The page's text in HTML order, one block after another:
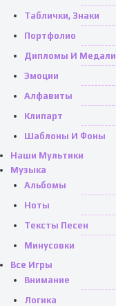
Таблички, Знаки
Портфолио
Дипломы И Медали
Эмоции
Алфавиты
Клипарт
Шаблоны И Фоны
Наши Мультики
Музыка
Альбомы
Ноты
Тексты Песен
Минусовки
Все Игры
Внимание
Логика